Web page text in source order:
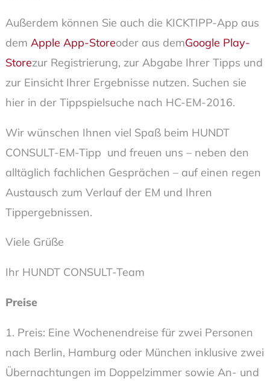
Außerdem können Sie auch die KICKTIPP-App aus
dem Apple App-Storeoder aus demGoogle Play-
Storezur Registrierung, zur Abgabe Ihrer Tipps und
zur Einsicht Ihrer Ergebnisse nutzen. Suchen sie
hier in der Tippspielsuche nach HC-EM-2016.
Wir wünschen Ihnen viel Spaß beim HUNDT
CONSULT-EM-Tipp und freuen uns – neben den
alltäglich fachlichen Gesprächen – auf einen regen
Austausch zum Verlauf der EM und Ihren
Tippergebnissen.
Viele Grüße
Ihr HUNDT CONSULT-Team
Preise
1. Preis: Eine Wochenendreise für zwei Personen
nach Berlin, Hamburg oder München inklusive zwei
Übernachtungen im Doppelzimmer sowie An- und